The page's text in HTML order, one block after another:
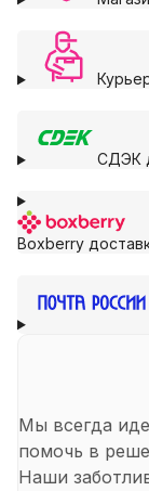
СДЭК
Boxberry
Мы всегда
помочь в
Наши